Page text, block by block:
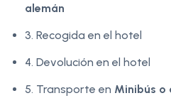
alemán
3. Recogida en el hotel
4. Devolución en el hotel
5. Transporte en Minibús o